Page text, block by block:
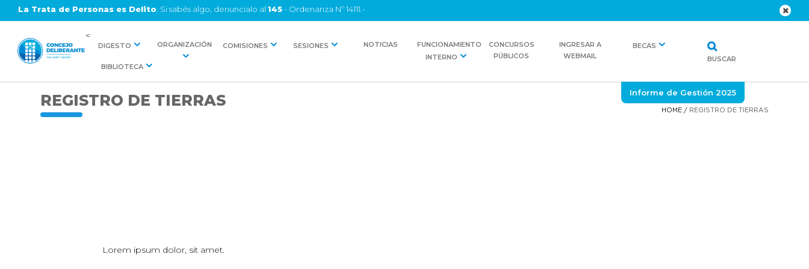
La Trata de Personas es Delito . Si sabés algo, denuncialo al 145- Ordenanza Nº 14111.-
<
DIGESTO ORGANIZACIÓN COMISIONES SESIONES NOTICIAS
FUNCIONAMIENTO
INTERNO
CONCURSOS
PÚBLICOS
INGRESAR A
WEBMAIL
BECAS
BIBLIOTECA
BUSCAR
Informe de Gestión 2025
REGISTRO DE TIERRAS
HOME/ REGISTRO DE TIERRAS
Lorem ipsum dolor, sit amet.